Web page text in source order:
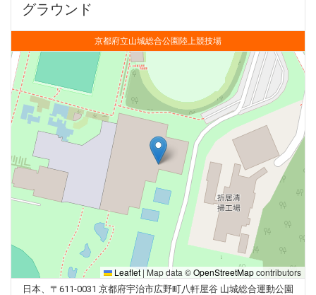
グラウンド
京都府立山城総合公園陸上競技場
Leaflet | Map data ©OpenStreetMapcontributors
日本、〒611-0031 京都府宇治市広野町八軒屋谷 山城総合運動公園